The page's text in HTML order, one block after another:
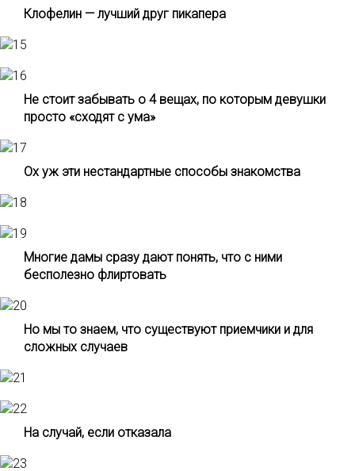
Клофелин — лучший друг пикапера
Не стоит забывать о 4 вещах, по которым девушки
просто «сходят с ума»
Ох уж эти нестандартные способы знакомства
Многие дамы сразу дают понять, что с ними
бесполезно флиртовать
Но мы то знаем, что существуют приемчики и для
сложных случаев
На случай, если отказала